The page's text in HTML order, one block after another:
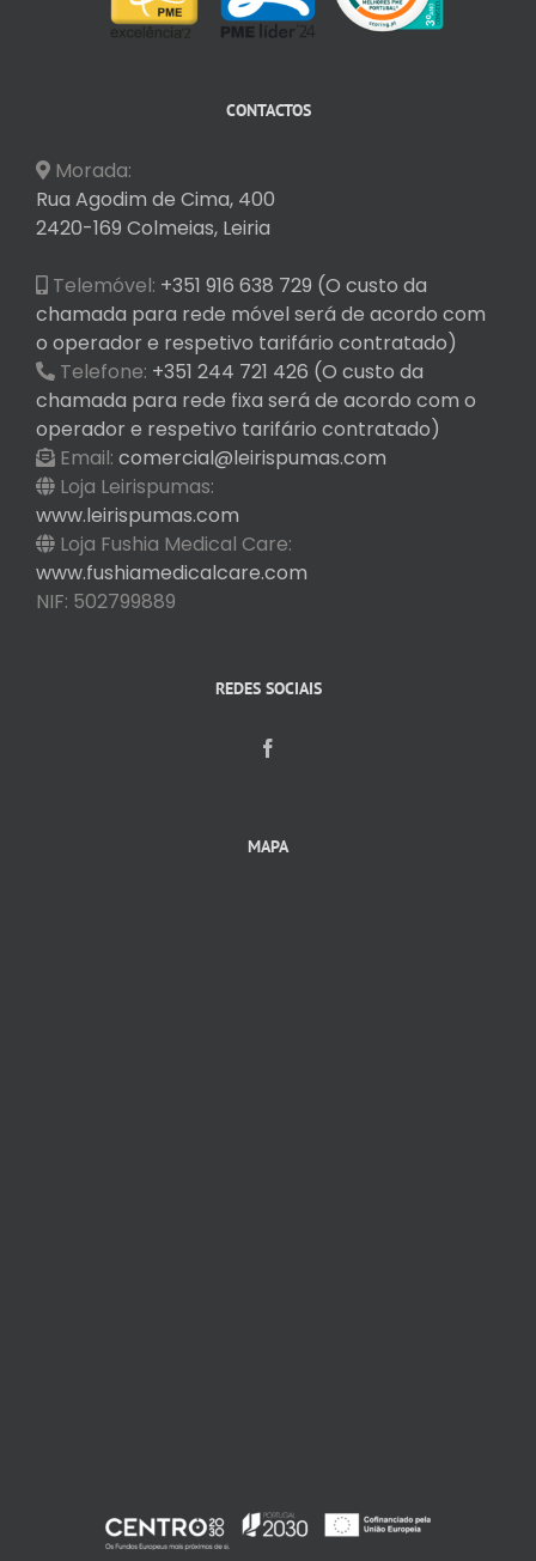
CONTACTOS
Morada:
Rua Agodim de Cima, 400
2420-169 Colmeias, Leiria
Telemóvel: +351 916 638 729 (O custo da
chamada para rede móvel será de acordo com
o operador e respetivo tarifário contratado)
Telefone: +351 244 721 426 (O custo da
chamada para rede fixa será de acordo com o
operador e respetivo tarifário contratado)
Email: comercial@leirispumas.com
Loja Leirispumas:
www.leirispumas.com
Loja Fushia Medical Care:
www.fushiamedicalcare.com
NIF: 502799889
REDES SOCIAIS
MAPA